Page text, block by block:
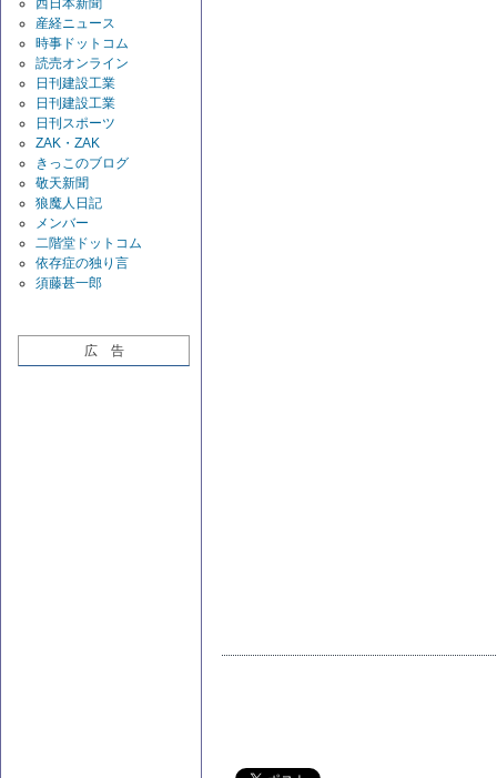
産経ニュース
時事ドットコム
読売オンライン
日刊建設工業
日刊建設工業
日刊スポーツ
ZAK・ZAK
きっこのブログ
敬天新聞
狼魔人日記
メンバー
二階堂ドットコム
依存症の独り言
須藤甚一郎
広 告